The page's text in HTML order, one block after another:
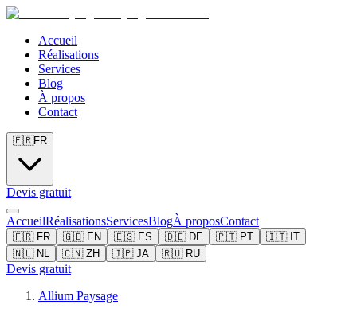
Accueil
Réalisations
Services
Blog
À propos
Contact
🇫🇷FR
Devis gratuit
AccueilRéalisationsServicesBlogÀ proposContact
🇫🇷 FR 🇬🇧 EN 🇪🇸 ES 🇩🇪 DE 🇵🇹 PT 🇮🇹 IT
🇳🇱 NL 🇨🇳 ZH 🇯🇵 JA 🇷🇺 RU
Devis gratuit
Allium Paysage